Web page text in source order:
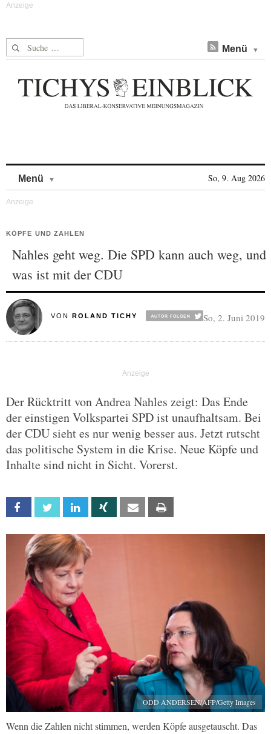
Suche nach: Menü
Menü So, 9. Aug 2026
KÖPFE UND ZAHLEN
Nahles geht weg. Die SPD kann auch weg, und
was ist mit der CDU
VON ROLAND TICHY So, 2. Juni 2019
Der Rücktritt von Andrea Nahles zeigt: Das Ende
der einstigen Volkspartei SPD ist unaufhaltsam. Bei
der CDU sieht es nur wenig besser aus. Jetzt rutscht
das politische System in die Krise. Neue Köpfe und
Inhalte sind nicht in Sicht. Vorerst.
Facebook Twitter Linkedin Xing Email
ODD ANDERSEN/AFP/Getty Images
Wenn die Zahlen nicht stimmen, werden Köpfe ausgetauscht. Das